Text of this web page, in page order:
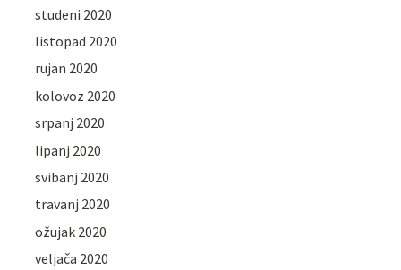
studeni 2020
listopad 2020
rujan 2020
kolovoz 2020
srpanj 2020
lipanj 2020
svibanj 2020
travanj 2020
ožujak 2020
veljača 2020